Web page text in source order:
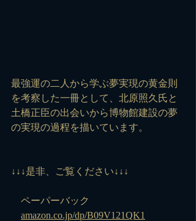
最強運の二人から学ぶ夢実現の黄金則
を考察した一冊として、北原照久氏と
土橋正臣の出会いから博物館建設の夢
の実現の過程を描いています。
↓↓↓是非、ご覧ください↓↓↓
ペーパーバック
amazon.co.jp/dp/B09V121QK1